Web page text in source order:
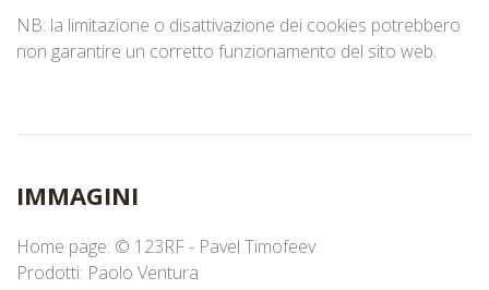
NB: la limitazione o disattivazione dei cookies potrebbero
non garantire un corretto funzionamento del sito web.
IMMAGINI
Home page: © 123RF - Pavel Timofeev
Prodotti: Paolo Ventura